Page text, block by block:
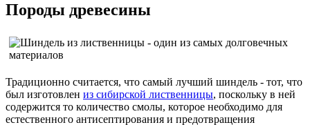
Породы древесины
Традиционно считается, что самый лучший шиндель - тот, что
был изготовлен из сибирской лиственницы, поскольку в ней
содержится то количество смолы, которое необходимо для
естественного антисептирования и предотвращения